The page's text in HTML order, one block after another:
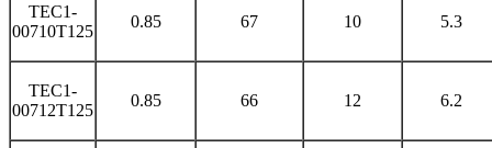
TEC1-
00710T125
0.85 67 10 5.3
TEC1-
00712T125
0.85 66 12 6.2